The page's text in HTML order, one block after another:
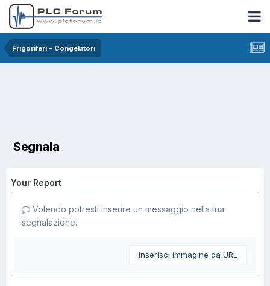
Frigoriferi - Congelatori
Segnala
Your Report
Volendo potresti inserire un messaggio nella tua
segnalazione.
Inserisci immagine da URL